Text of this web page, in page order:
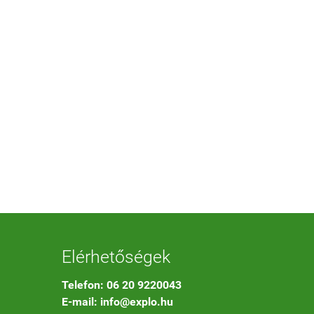
Elérhetőségek
Telefon: 06 20 9220043
E-mail: info@explo.hu